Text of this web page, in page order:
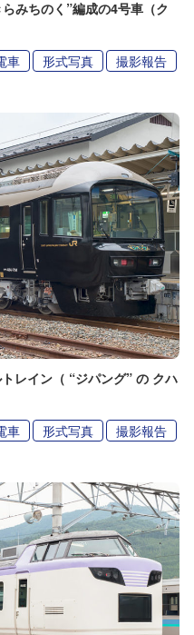
みちのく”編成の4号車（ク
車 形式写真 撮影報告
レイン（ “ジパング” の クハ
車 形式写真 撮影報告